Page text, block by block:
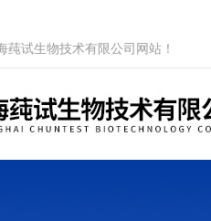
莼试生物技术有限公司网站！